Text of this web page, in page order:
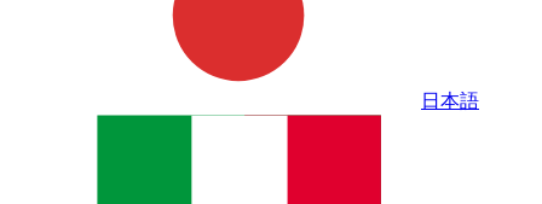
日本語